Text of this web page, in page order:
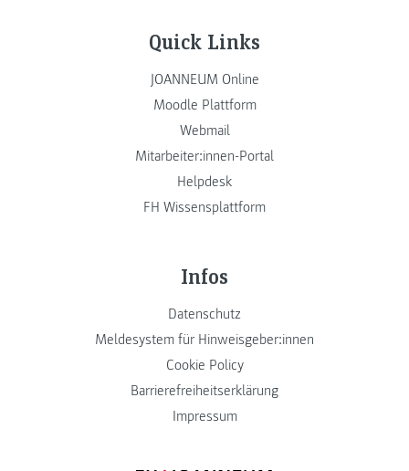
Quick Links
JOANNEUM Online
Moodle Plattform
Webmail
Mitarbeiter:innen-Portal
Helpdesk
FH Wissensplattform
Infos
Datenschutz
Meldesystem für Hinweisgeber:innen
Cookie Policy
Barrierefreiheitserklärung
Impressum